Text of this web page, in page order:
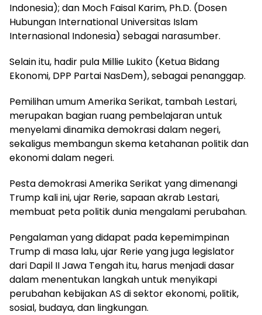
Indonesia); dan Moch Faisal Karim, Ph.D. (Dosen
Hubungan International Universitas Islam
Internasional Indonesia) sebagai narasumber.
Selain itu, hadir pula Millie Lukito (Ketua Bidang
Ekonomi, DPP Partai NasDem), sebagai penanggap.
Pemilihan umum Amerika Serikat, tambah Lestari,
merupakan bagian ruang pembelajaran untuk
menyelami dinamika demokrasi dalam negeri,
sekaligus membangun skema ketahanan politik dan
ekonomi dalam negeri.
Pesta demokrasi Amerika Serikat yang dimenangi
Trump kali ini, ujar Rerie, sapaan akrab Lestari,
membuat peta politik dunia mengalami perubahan.
Pengalaman yang didapat pada kepemimpinan
Trump di masa lalu, ujar Rerie yang juga legislator
dari Dapil II Jawa Tengah itu, harus menjadi dasar
dalam menentukan langkah untuk menyikapi
perubahan kebijakan AS di sektor ekonomi, politik,
sosial, budaya, dan lingkungan.